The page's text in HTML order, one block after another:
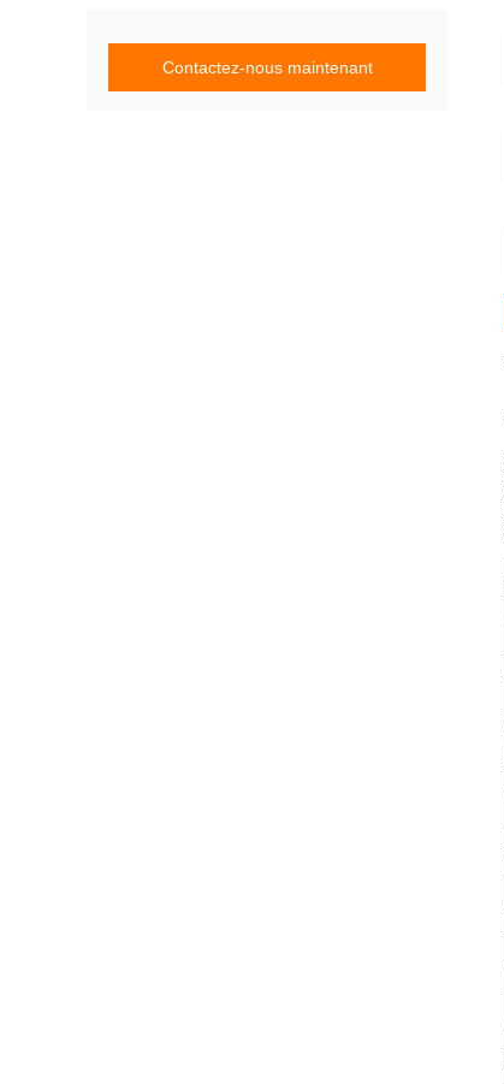
Contactez-nous maintenant